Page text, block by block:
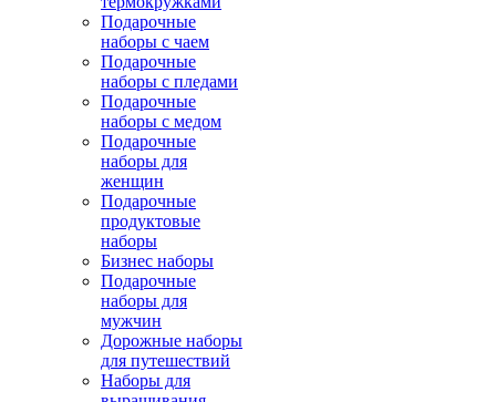
Подарочные
наборы с чаем
Подарочные
наборы с пледами
Подарочные
наборы с медом
Подарочные
наборы для
женщин
Подарочные
продуктовые
наборы
Бизнес наборы
Подарочные
наборы для
мужчин
Дорожные наборы
для путешествий
Наборы для